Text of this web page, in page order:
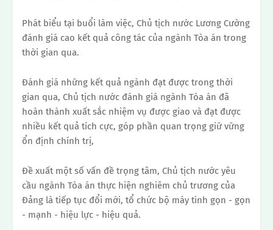
Phát biểu tại buổi làm việc, Chủ tịch nước Lương Cường
đánh giá cao kết quả công tác của ngành Tòa án trong
thời gian qua.
Đánh giá những kết quả ngành đạt được trong thời
gian qua, Chủ tịch nước đánh giá ngành Tòa án đã
hoàn thành xuất sắc nhiệm vụ được giao và đạt được
nhiều kết quả tích cực, góp phần quan trọng giữ vững
ổn định chính trị,
Đề xuất một số vấn đề trọng tâm, Chủ tịch nước yêu
cầu ngành Tòa án thực hiện nghiêm chủ trương của
Đảng là tiếp tục đổi mới, tổ chức bộ máy tinh gọn - gọn
- mạnh - hiệu lực - hiệu quả.